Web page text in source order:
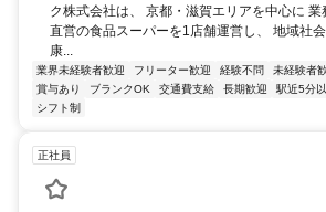
ク株式会社は、 京都・滋賀エリアを中心に 業
直営の食品スーパーを1店舗運営し、 地域社
康...
業界未経験者歓迎 フリーター歓迎 経験不問 未経験者
賞与あり
ブランクOK 交通費支給 長期歓迎 駅近5分
シフト制
正社員